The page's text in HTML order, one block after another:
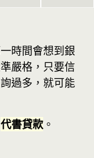
時間會想到銀
嚴格，只要信
過多，就可能
代書貸款 。